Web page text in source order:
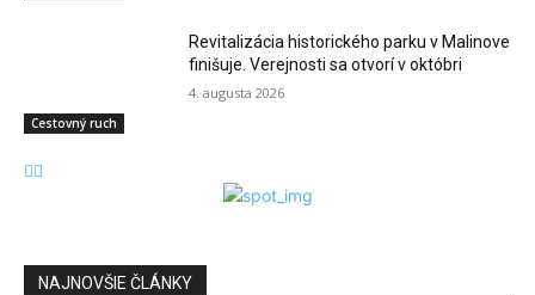
Cestovný ruch
Revitalizácia historického parku v Malinove
finišuje. Verejnosti sa otvorí v októbri
4. augusta 2026
NAJNOVŠIE ČLÁNKY